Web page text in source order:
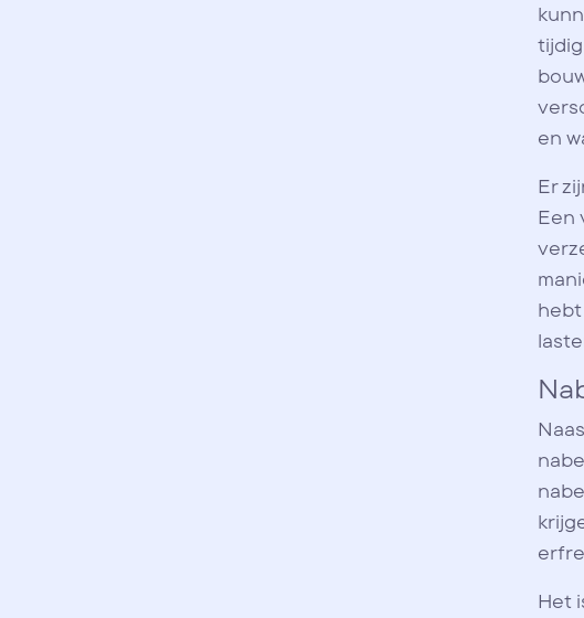
en
Er
Een
Het